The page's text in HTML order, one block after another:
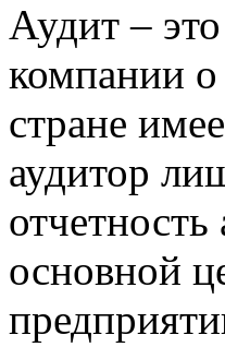
Аудит –
компании о
стране
аудитор
основной